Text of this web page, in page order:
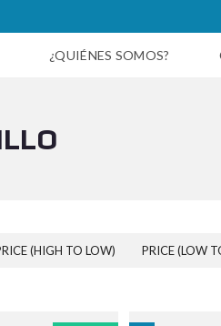
¿QUIÉNES SOMOS?
(HIGH TO LOW) PRICE (LOW